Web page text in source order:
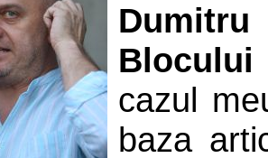
cazul
baza